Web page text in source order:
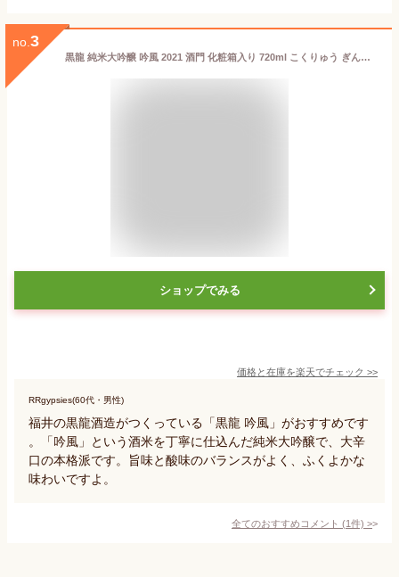
no. 3
黒龍 純米大吟醸 吟風 2021 酒門 化粧箱入り 720ml こくりゅう ぎんぷう
ショップでみる
価格と在庫を楽天でチェック >>
RRgypsies(60代・男性)
福井の黒龍酒造がつくっている「黒龍 吟風」がおすすめです
。「吟風」という酒米を丁寧に仕込んだ純米大吟醸で、大辛
口の本格派です。旨味と酸味のバランスがよく、ふくよかな
味わいですよ。
全てのおすすめコメント (1件) >